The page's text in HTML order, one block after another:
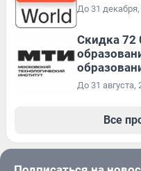
До 31
Скидка 72
До 31 августа,
Все